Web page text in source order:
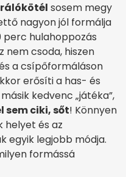
sosem megy
nagyon jól formálja
perc hulahoppozás
nem csoda, hiszen
a csípőformáláson
erősíti a has- és
kedvenc „játéka”,
ciki, sőt! Könnyen
helyet és az
egyik legjobb módja.
formássá